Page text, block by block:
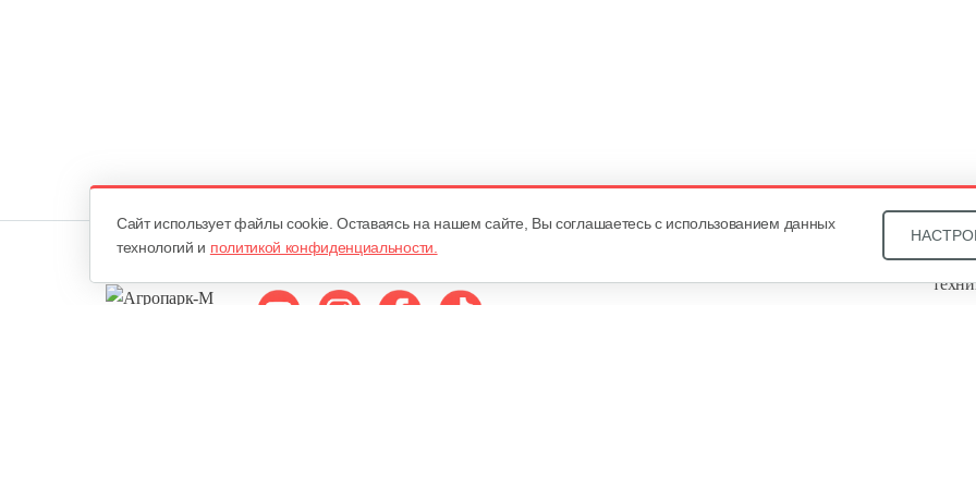
Cайт использует файлы cookie. Оставаясь на нашем сайте, Вы соглашаетесь с использованием данных
технологий и политикой конфиденциальности.